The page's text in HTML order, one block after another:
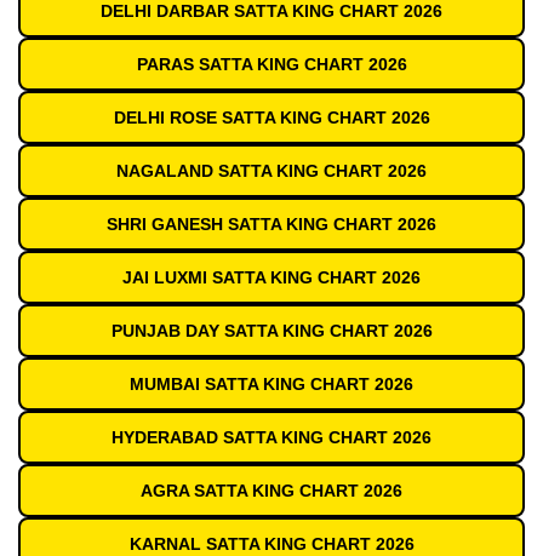
DELHI DARBAR SATTA KING CHART 2026
PARAS SATTA KING CHART 2026
DELHI ROSE SATTA KING CHART 2026
NAGALAND SATTA KING CHART 2026
SHRI GANESH SATTA KING CHART 2026
JAI LUXMI SATTA KING CHART 2026
PUNJAB DAY SATTA KING CHART 2026
MUMBAI SATTA KING CHART 2026
HYDERABAD SATTA KING CHART 2026
AGRA SATTA KING CHART 2026
KARNAL SATTA KING CHART 2026